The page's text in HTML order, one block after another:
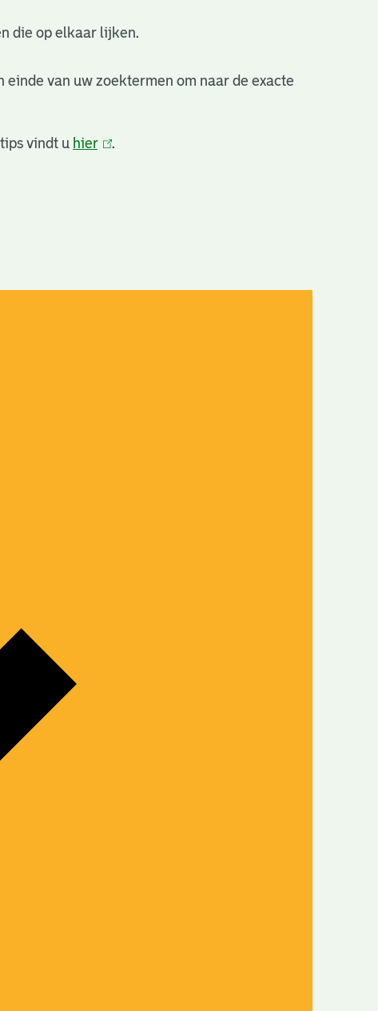
die op elkaar lijken.
einde van uw zoektermen om naar de exacte
vindt u hier(link
.